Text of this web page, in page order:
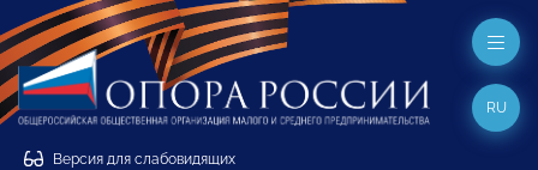
Версия для слабовидящих
RU